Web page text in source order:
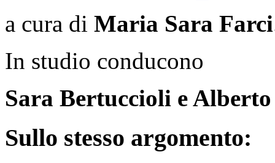
a cura di Maria Sara Farci
In studio conducono
Sara Bertuccioli e
Sullo stesso argomento: